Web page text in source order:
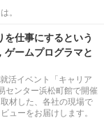
。
を仕事にするという
ゲームプログラマと
活イベント「キャリア
センター浜松町館で開催
材した、各社の現場で
ューをお届けします。